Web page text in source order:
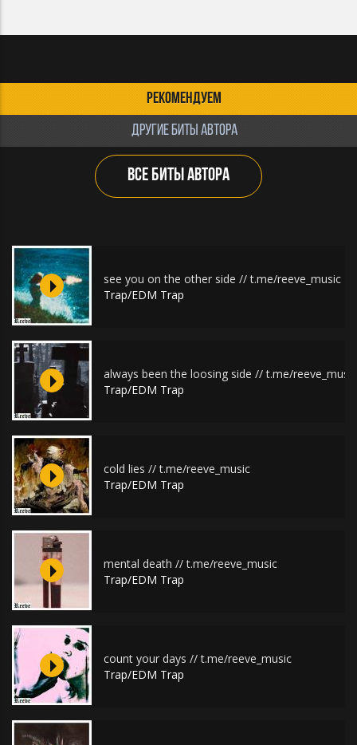
РЕКОМЕНДУЕМ
ДРУГИЕ БИТЫ АВТОРА
ВСЕ БИТЫ АВТОРА
see you on the other side // t.me/reeve_music
Trap/EDM Trap
always been the loosing side // t.me/reeve_music
Trap/EDM Trap
cold lies // t.me/reeve_music
Trap/EDM Trap
mental death // t.me/reeve_music
Trap/EDM Trap
count your days // t.me/reeve_music
Trap/EDM Trap